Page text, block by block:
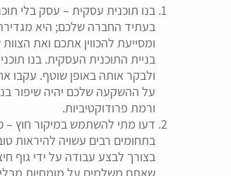
בנו תוכנית עסקית – עסק בלי
בעתיד החברה שלכם; היא
ומסייעת להכווין אתכם ואת
בניית התוכנית העסקית. בנו
ולבקר אותה באופן שוטף. עקבו
על ההשקעה שלכם יהיה שיפור
ורמת פרודוקטיביות.
דעו מתי להשתמש במיקור חוץ –
בתחומים רבים עשויה להיראות
בצורך לבצע עבודה על ידי גוף